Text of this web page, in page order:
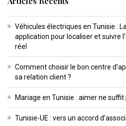
Véhicules électriques en Tunisie :
application pour localiser et suivre
réel
Comment choisir le bon centre
sa relation client ?
Mariage en Tunisie : aimer ne suffit
Tunisie-UE : vers un accord